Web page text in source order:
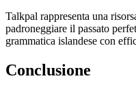
Talkpal rappresenta una
padroneggiare il passato
grammatica islandese con
Conclusione